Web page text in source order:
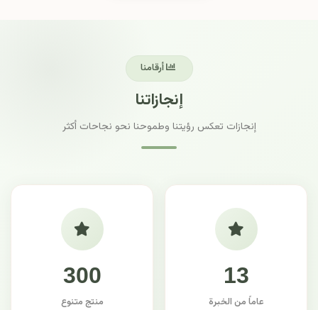
أرقامنا
إنجازاتنا
إنجازات تعكس رؤيتنا وطموحنا نحو نجاحات أكثر
13
عاماً من الخبرة
300
منتج متنوع